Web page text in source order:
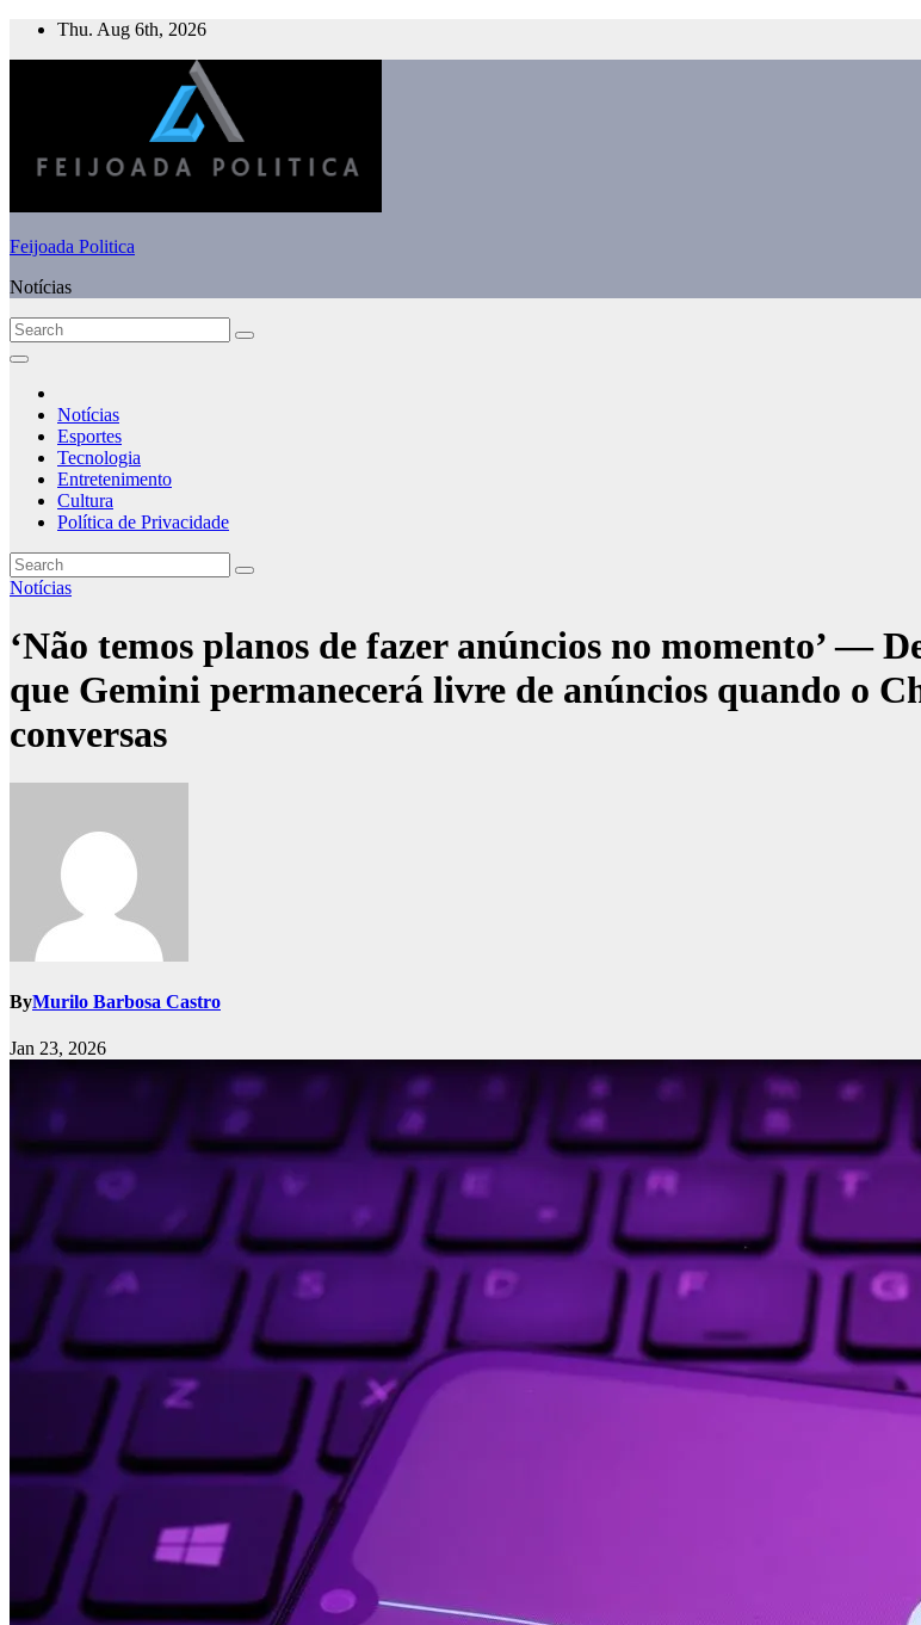
Skip
Thu. Aug 6th, 2026
Feijoada Politica
Notícias
Notícias
Esportes
Tecnologia
Entretenimento
Cultura
Política de Privacidade
Notícias
‘Não temos planos de fazer anúncios no momento’ —
que Gemini permanecerá livre de anúncios quando o
conversas
ByMurilo Barbosa Castro
Jan 23, 2026